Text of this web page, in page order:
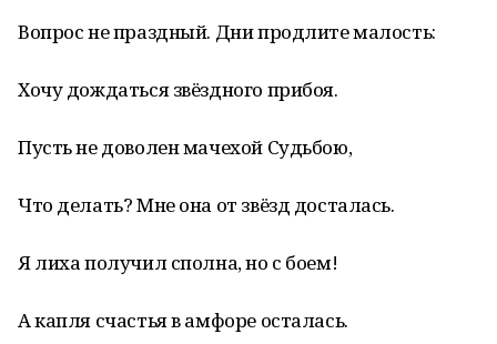
Вопрос не праздный. Дни продлите малость:
Хочу дождаться звёздного прибоя.
Пусть не доволен мачехой Судьбою,
Что делать? Мне она от звёзд досталась.
Я лиха получил сполна, но с боем!
А капля счастья в амфоре осталась.